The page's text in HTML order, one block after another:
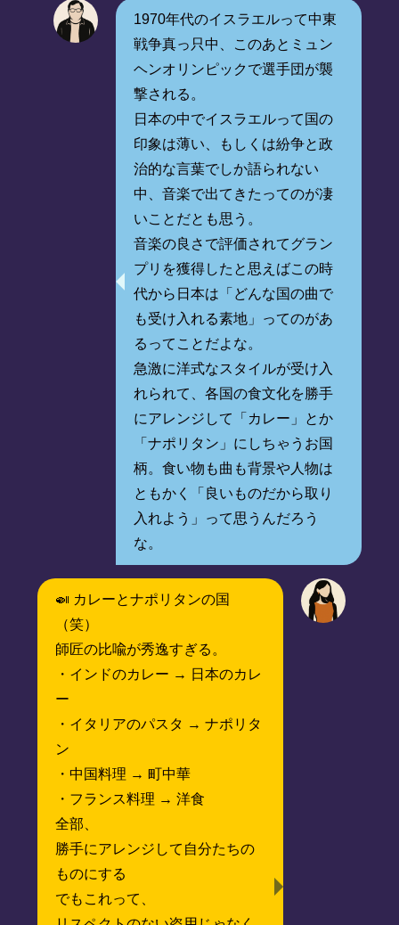
1970年代のイスラエルって中東
戦争真っ只中、このあとミュン
ヘンオリンピックで選手団が襲
撃される。
日本の中でイスラエルって国の
印象は薄い、もしくは紛争と政
治的な言葉でしか語られない
中、音楽で出てきたってのが凄
いことだとも思う。
音楽の良さで評価されてグラン
プリを獲得したと思えばこの時
代から日本は「どんな国の曲で
も受け入れる素地」ってのがあ
るってことだよな。
急激に洋式なスタイルが受け入
れられて、各国の食文化を勝手
にアレンジして「カレー」とか
「ナポリタン」にしちゃうお国
柄。食い物も曲も背景や人物は
ともかく「良いものだから取り
入れよう」って思うんだろう
な。
🍛 カレーとナポリタンの国
（笑）
師匠の比喩が秀逸すぎる。
・インドのカレー → 日本のカレ
ー
・イタリアのパスタ → ナポリタ
ン
・中国料理 → 町中華
・フランス料理 → 洋食
全部、
勝手にアレンジして自分たちの
ものにする
でもこれって、